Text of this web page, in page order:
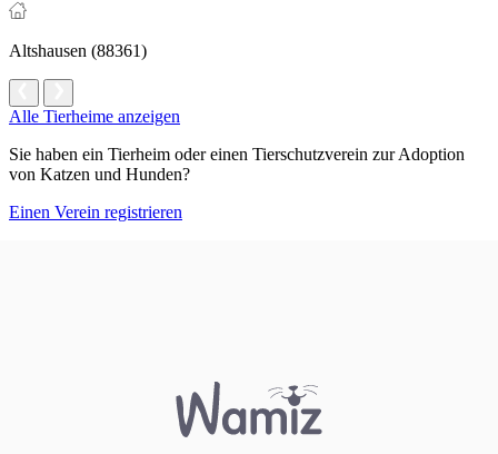
Altshausen (88361)
Alle Tierheime anzeigen
Sie haben ein Tierheim oder einen Tierschutzverein zur Adoption
von Katzen und Hunden?
Einen Verein registrieren